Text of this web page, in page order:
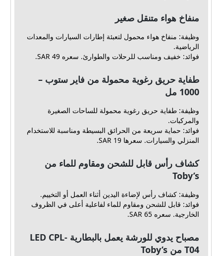
منفاخ هواء متنقل صغير
وظيفة: منفاخ هواء محمول لتعبئة إطارات السيارات والمعدات
الرياضية.
فوائد: خفيف ومناسب للرحلات والطوارئ. سعره 49 SAR.
طفاية حريق رغوية محمولة من فاير ستوب –
1000 مل
وظيفة: طفاية حريق رغوية محمولة للساحات الصغيرة
والمركبات.
فوائد: حماية سريعة من الحرائق البسيطة ومناسبة للاستخدام
المنزلي والسيارات. سعرها 19 SAR.
كشاف رأس قابل للشحن ومقاوم للماء من
Toby’s
وظيفة: كشاف رأس لإضاءة اليدين أثناء العمل أو التخييم.
فوائد: قابل للشحن ومقاوم للماء لفاعلية أعلى في الظروف
الخارجية. سعره 65 SAR.
مصباح يدوي للورشة يعمل بالبطارية LED CPL-
T04 من Toby’s